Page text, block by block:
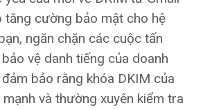
tăng cường bảo mật cho hệ
ngăn chặn các cuộc tấn
vệ danh tiếng của doanh
bảo rằng khóa DKIM của
và thường xuyên kiểm tra